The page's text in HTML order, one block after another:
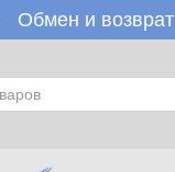
Обмен и возврат